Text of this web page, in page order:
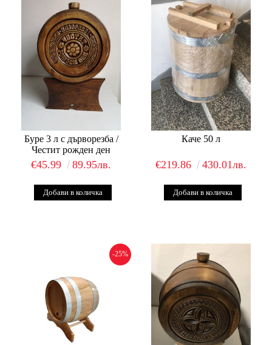
Буре 3 л с дърворезба /
Честит рожден ден
€45.99 89.95лв.
Каче 50 л
€219.86 430.01лв.
-25%